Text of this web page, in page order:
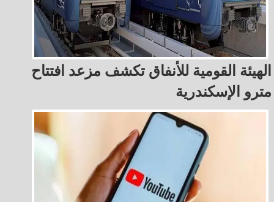
الهيئة القومية للأنفاق تكشف مزعد افتتاح
مترو الإسكندرية